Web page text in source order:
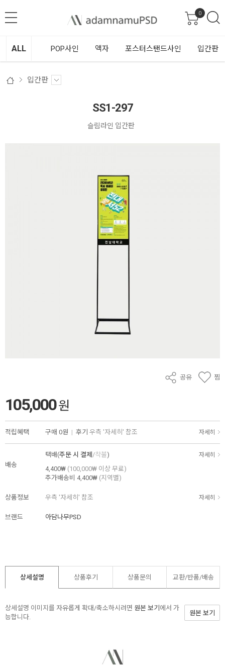
0
ALL POP사인 액자 포스터스탠드사인 입간판
입간판
SS1-297
슬림라인 입간판
공유 찜
105,000원
적립혜택 구매 0원 | 후기 우측 '자세히' 참조 자세히
배송
택배(주문 시 결제 /착불) 자세히
4,400₩ (100,000₩ 이상 무료)
추가배송비
4,400₩ (지역별)
상품정보 우측 '자세히' 참조 자세히
브랜드 아담나무PSD
상세설명 상품후기 상품문의 교환/반품/배송
상세설명 이미지를 자유롭게 확대/축소하시려면 원본 보기 에서 가
능합니다.
원본 보기